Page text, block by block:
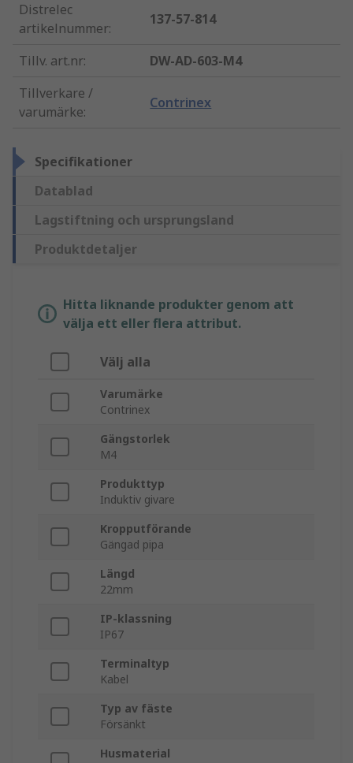
Distrelec
artikelnummer:
137-57-814
Tillv. art.nr:
DW-AD-603-M4
Tillverkare /
varumärke:
Contrinex
Specifikationer
Datablad
Lagstiftning och ursprungsland
Produktdetaljer
Hitta liknande produkter genom att
välja ett eller flera attribut.
Välj alla
Varumärke
Contrinex
Gängstorlek
M4
Produkttyp
Induktiv givare
Kropputförande
Gängad pipa
Längd
22mm
IP-klassning
IP67
Terminaltyp
Kabel
Typ av fäste
Försänkt
Husmaterial